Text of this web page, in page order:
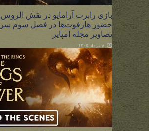
بازی رابرت آرامایو در نقش
حضور هارفوت‌ها در فصل سوم
تصاویر مجله امپایر
۸ مرداد ۱۴۰۵